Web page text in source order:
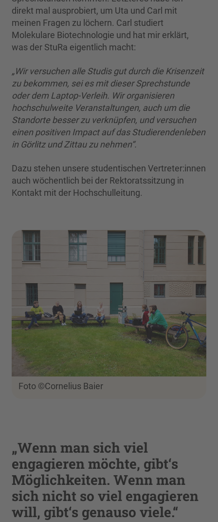
direkt mal ausprobiert, um Uta und Carl mit
meinen Fragen zu löchern. Carl studiert
Molekulare Biotechnologie und hat mir erklärt,
was der StuRa eigentlich macht:
„Wir versuchen alle Studis gut durch die Krisenzeit
zu bekommen, sei es mit dieser Sprechstunde
oder dem Laptop-Verleih. Wir organisieren
hochschulweite Veranstaltungen, auch um die
Standorte besser zu verknüpfen, und versuchen
einen positiven Impact auf das Studierendenleben
in Görlitz und Zittau zu nehmen“.
Dazu stehen unsere studentischen Vertreter:innen
auch wöchentlich bei der Rektoratssitzung in
Kontakt mit der Hochschulleitung.
Foto ©Cornelius Baier
„Wenn man sich viel
engagieren möchte, gibt‘s
Möglichkeiten. Wenn man
sich nicht so viel engagieren
will, gibt‘s genauso viele.“